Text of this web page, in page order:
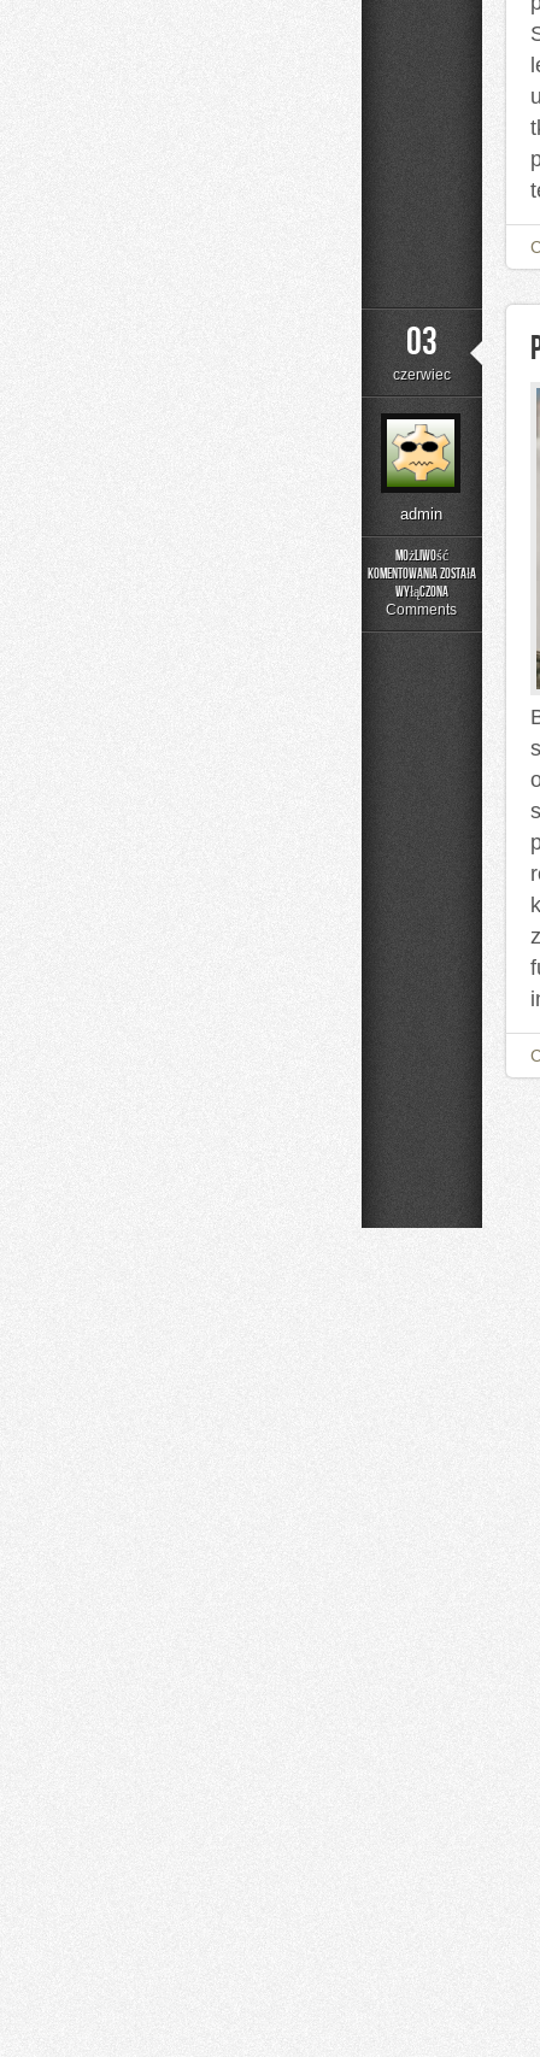
03
czerwiec
admin
Możliwość
komentowania
Poradnik
Rodzica
została
wyłączona
Comments